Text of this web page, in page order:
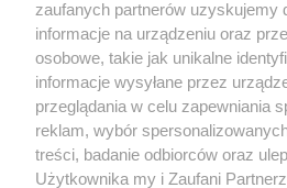
Gawłowski: Strażakom
POGODA
12℃
zaufanych partnerów uzyskujemy
informacje na urządzeniu oraz
osobowe, takie jak unikalne
informacje wysyłane przez
przeglądania w celu zapewniania
reklam, wybór
treści, badanie odbiorców oraz
Użytkownika my i Zaufani